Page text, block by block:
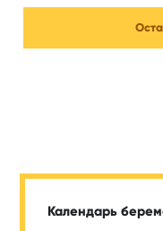
Календарь